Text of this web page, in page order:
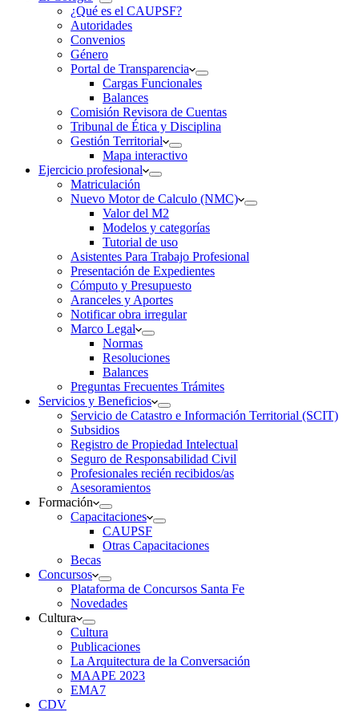
¿Qué es el CAUPSF?
Autoridades
Convenios
Género
Portal de Transparencia
Cargas Funcionales
Balances
Comisión Revisora de Cuentas
Tribunal de Ética y Disciplina
Gestión Territorial
Mapa interactivo
Ejercicio profesional
Matriculación
Nuevo Motor de Calculo (NMC)
Valor del M2
Modelos y categorías
Tutorial de uso
Asistentes Para Trabajo Profesional
Presentación de Expedientes
Cómputo y Presupuesto
Aranceles y Aportes
Notificar obra irregular
Marco Legal
Normas
Resoluciones
Balances
Preguntas Frecuentes Trámites
Servicios y Beneficios
Servicio de Catastro e Información Territorial (SCIT)
Subsidios
Registro de Propiedad Intelectual
Seguro de Responsabilidad Civil
Profesionales recién recibidos/as
Asesoramientos
Formación
Capacitaciones
CAUPSF
Otras Capacitaciones
Becas
Concursos
Plataforma de Concursos Santa Fe
Novedades
Cultura
Cultura
Publicaciones
La Arquitectura de la Conversación
MAAPE 2023
EMA7
CDV